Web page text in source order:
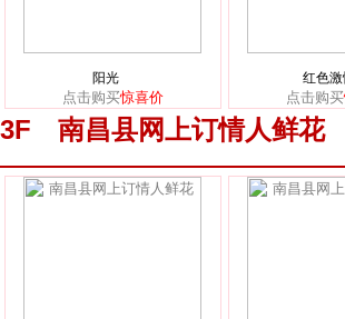
阳光
点击购买惊喜价
红色
点击购买
3F 南昌县网上订情人鲜花